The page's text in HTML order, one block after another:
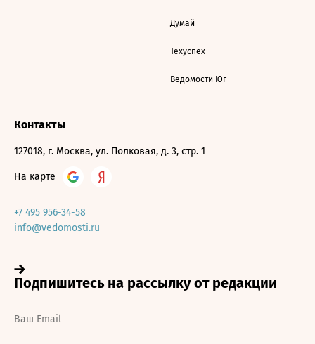
Думай
Техуспех
Ведомости Юг
Контакты
127018, г. Москва, ул. Полковая, д. 3, стр. 1
На карте
+7 495 956-34-58
info@vedomosti.ru